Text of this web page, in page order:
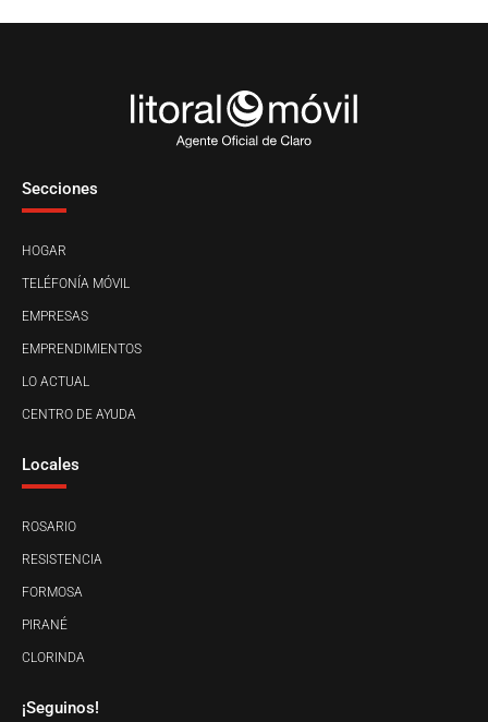
Secciones
HOGAR
TELÉFONÍA MÓVIL
EMPRESAS
EMPRENDIMIENTOS
LO ACTUAL
CENTRO DE AYUDA
Locales
ROSARIO
RESISTENCIA
FORMOSA
PIRANÉ
CLORINDA
¡Seguinos!